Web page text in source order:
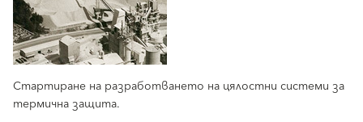
Стартиране на разработването на цялостни системи за
термична защита.